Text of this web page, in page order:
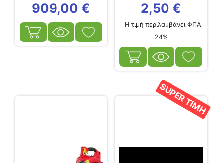
909,00 € 2,50 €
Η τιμή περιλαμβάνει ΦΠΑ
24%
SUPER ΤΙΜΗ